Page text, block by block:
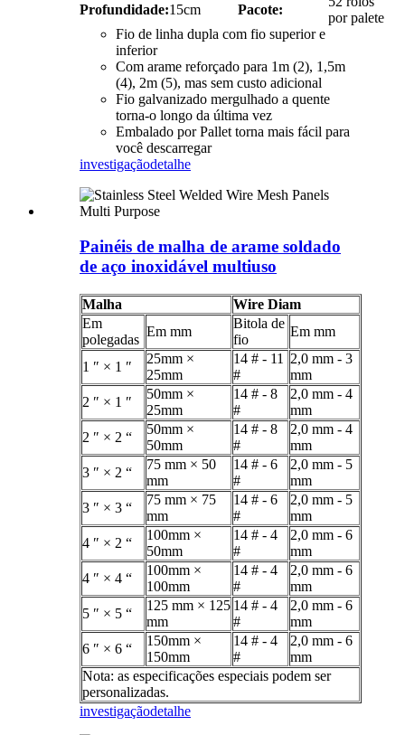
Profundidade:15cm Pacote:
por palete
Fio de linha dupla com fio superior e
inferior
Com arame reforçado para 1m (2), 1,5m
(4), 2m (5), mas sem custo adicional
Fio galvanizado mergulhado a quente
torna-o longo da última vez
Embalado por Pallet torna mais fácil para
você descarregar
investigaçãodetalhe
Painéis de malha de arame soldado
de aço inoxidável multiuso
Malha
Wire Diam
Em
polegadas
Em mm
Bitola de
fio
Em mm
1 ″ × 1 ″
25mm ×
25mm
14 # - 11
#
2,0 mm - 3
mm
2 ″ × 1 ″
50mm ×
25mm
14 # - 8
#
2,0 mm - 4
mm
2 ″ × 2 “
50mm ×
50mm
14 # - 8
#
2,0 mm - 4
mm
3 ″ × 2 “
75 mm × 50
mm
14 # - 6
#
2,0 mm - 5
mm
3 ″ × 3 “
75 mm × 75
mm
14 # - 6
#
2,0 mm - 5
mm
4 ″ × 2 “
100mm ×
50mm
14 # - 4
#
2,0 mm - 6
mm
4 ″ × 4 “
100mm ×
100mm
14 # - 4
#
2,0 mm - 6
mm
5 ″ × 5 “
125 mm × 125
mm
14 # - 4
#
2,0 mm - 6
mm
6 ″ × 6 “
150mm ×
150mm
14 # - 4
#
2,0 mm - 6
mm
Nota: as especificações especiais podem ser
personalizadas.
investigaçãodetalhe